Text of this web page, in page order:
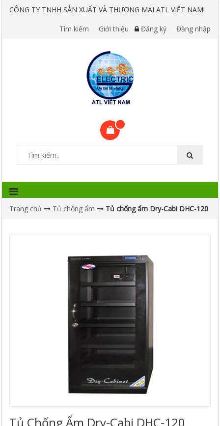
CÔNG TY TNHH SẢN XUẤT VÀ THƯƠNG MẠI ATL VIỆT NAM!
Tìm kiếm Giới thiệu Đăng ký Đăng nhập
Trang chủ Tủ chống ẩm Tủ chống ẩm Dry-Cabi DHC-120
Tủ Chống Ẩm Dry-Cabi DHC-120